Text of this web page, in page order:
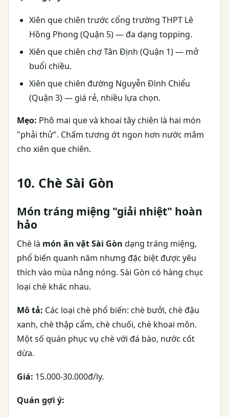
Xiên que chiên trước cổng trường THPT Lê
Hồng Phong (Quận 5) — đa dạng topping.
Xiên que chiên chợ Tân Định (Quận 1) — mở
buổi chiều.
Xiên que chiên đường Nguyễn Đình Chiểu
(Quận 3) — giá rẻ, nhiều lựa chọn.
Mẹo: Phô mai que và khoai tây chiên là hai món
"phải thử". Chấm tương ớt ngon hơn nước mắm
cho xiên que chiên.
10. Chè Sài Gòn
Món tráng miệng "giải nhiệt" hoàn
hảo
Chè là món ăn vặt Sài Gòn dạng tráng miệng,
phổ biến quanh năm nhưng đặc biệt được yêu
thích vào mùa nắng nóng. Sài Gòn có hàng chục
loại chè khác nhau.
Mô tả: Các loại chè phổ biến: chè bưởi, chè đậu
xanh, chè thập cẩm, chè chuối, chè khoai môn.
Một số quán phục vụ chè với đá bào, nước cốt
dừa.
Giá: 15.000-30.000đ/ly.
Quán gợi ý: